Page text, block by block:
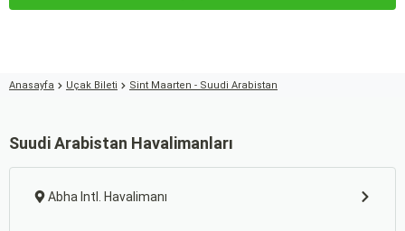
Anasayfa Uçak Bileti Sint Maarten - Suudi Arabistan
Suudi Arabistan Havalimanları
Abha Intl. Havalimanı